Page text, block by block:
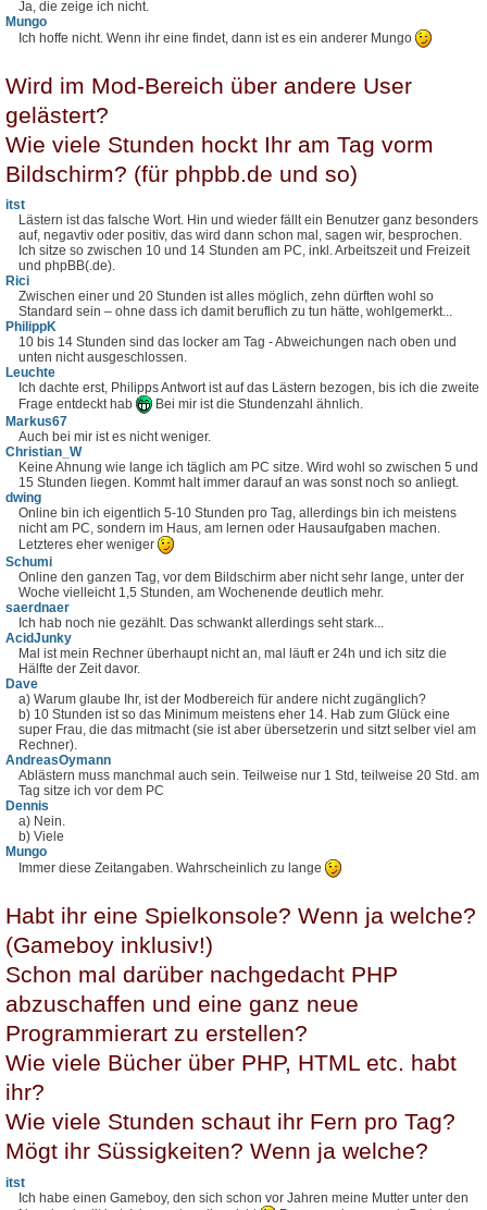
Ja, die zeige ich nicht.
Mungo
Ich hoffe nicht. Wenn ihr eine findet, dann ist es ein anderer Mungo
Wird im Mod-Bereich über andere User
gelästert?
Wie viele Stunden hockt Ihr am Tag vorm
Bildschirm? (für phpbb.de und so)
itst
Lästern ist das falsche Wort. Hin und wieder fällt ein Benutzer ganz besonders
auf, negavtiv oder positiv, das wird dann schon mal, sagen wir, besprochen.
Ich sitze so zwischen 10 und 14 Stunden am PC, inkl. Arbeitszeit und Freizeit
und phpBB(.de).
Rici
Zwischen einer und 20 Stunden ist alles möglich, zehn dürften wohl so
Standard sein – ohne dass ich damit beruflich zu tun hätte, wohlgemerkt...
PhilippK
10 bis 14 Stunden sind das locker am Tag - Abweichungen nach oben und
unten nicht ausgeschlossen.
Leuchte
Ich dachte erst, Philipps Antwort ist auf das Lästern bezogen, bis ich die zweite
Frage entdeckt hab
Bei mir ist die Stundenzahl ähnlich.
Markus67
Auch bei mir ist es nicht weniger.
Christian_W
Keine Ahnung wie lange ich täglich am PC sitze. Wird wohl so zwischen 5 und
15 Stunden liegen. Kommt halt immer darauf an was sonst noch so anliegt.
dwing
Online bin ich eigentlich 5-10 Stunden pro Tag, allerdings bin ich meistens
nicht am PC, sondern im Haus, am lernen oder Hausaufgaben machen.
Letzteres eher weniger
Schumi
Online den ganzen Tag, vor dem Bildschirm aber nicht sehr lange, unter der
Woche vielleicht 1,5 Stunden, am Wochenende deutlich mehr.
saerdnaer
Ich hab noch nie gezählt. Das schwankt allerdings seht stark...
AcidJunky
Mal ist mein Rechner überhaupt nicht an, mal läuft er 24h und ich sitz die
Hälfte der Zeit davor.
Dave
a) Warum glaube Ihr, ist der Modbereich für andere nicht zugänglich?
b) 10 Stunden ist so das Minimum meistens eher 14. Hab zum Glück eine
super Frau, die das mitmacht (sie ist aber übersetzerin und sitzt selber viel am
Rechner).
AndreasOymann
Ablästern muss manchmal auch sein. Teilweise nur 1 Std, teilweise 20 Std. am
Tag sitze ich vor dem PC
Dennis
a) Nein.
b) Viele
Mungo
Immer diese Zeitangaben. Wahrscheinlich zu lange
Habt ihr eine Spielkonsole? Wenn ja welche?
(Gameboy inklusiv!)
Schon mal darüber nachgedacht PHP
abzuschaffen und eine ganz neue
Programmierart zu erstellen?
Wie viele Bücher über PHP, HTML etc. habt
ihr?
Wie viele Stunden schaut ihr Fern pro Tag?
Mögt ihr Süssigkeiten? Wenn ja welche?
itst
Ich habe einen Gameboy, den sich schon vor Jahren meine Mutter unter den